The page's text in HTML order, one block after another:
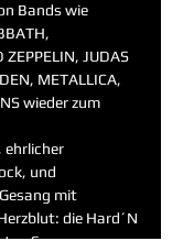
Bands wie
ZEPPELIN, JUDAS
METALLICA,
wieder zum
ehrlicher
und
mit
die Hard´N
Spass pur.